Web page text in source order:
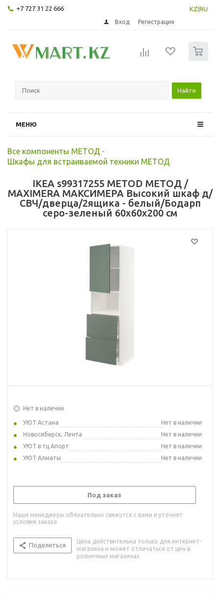
+7 727 31 22 666 KZ RU
Вход Регистрация
Найти
МЕНЮ
Все компоненты МЕТОД -
Шкафы для встраиваемой техники МЕТОД
IKEA s99317255 METOD МЕТОД /
MAXIMERA МАКСИМЕРА Высокий шкаф д/
СВЧ/дверца/2ящика - белый/Бодарп
серо-зеленый 60x60x200 см
Нет в наличии
УЮТ Астана
Нет в наличии
Новосибирск, Лента
Нет в наличии
УЮТ в тц Апорт
Нет в наличии
УЮТ Алматы
Нет в наличии
Под заказ
Наши менеджеры обязательно свяжутся с вами и уточнят
условия заказа
Поделиться
Цена действительна только для интернет-
магазина и может отличаться от цен в
розничных магазинах